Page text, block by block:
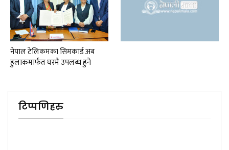
नेपाल टेलिकमका सिमकार्ड अब
हुलाकमार्फत घरमै उपलब्ध हुने
टिप्पणिहरु